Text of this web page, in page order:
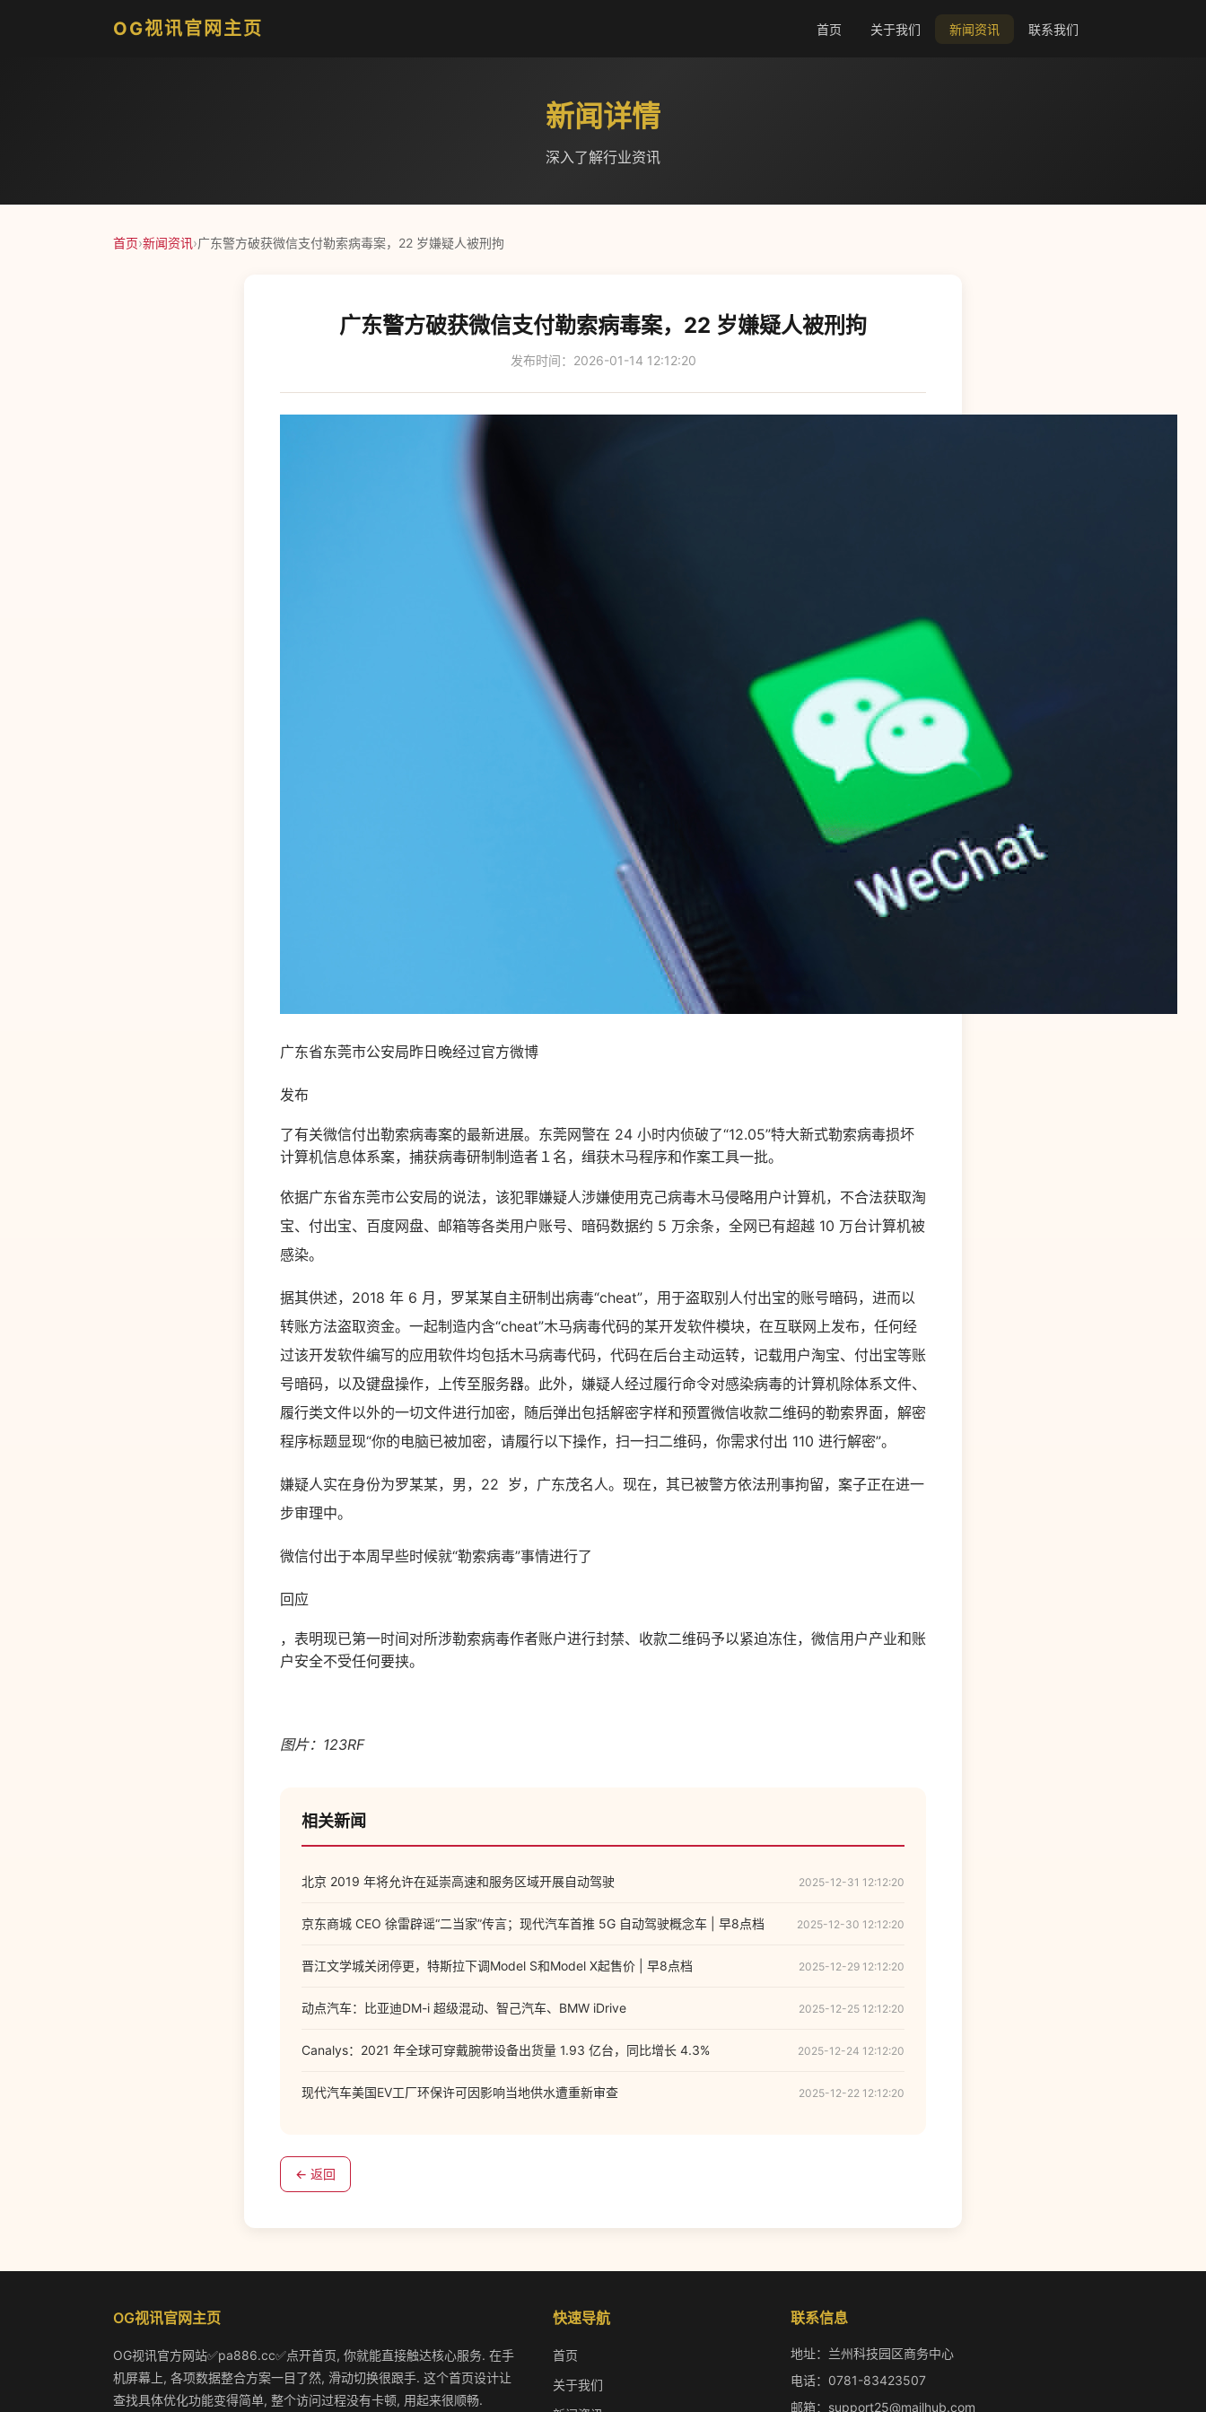
OG视讯官网主页 首页 关于我们 新闻资讯 联系我们
新闻详情
深入了解行业资讯
首页›新闻资讯›广东警方破获微信支付勒索病毒案，22 岁嫌疑人被刑拘
广东警方破获微信支付勒索病毒案，22 岁嫌疑人被刑拘
发布时间：2026-01-14 12:12:20
广东省东莞市公安局昨日晚经过官方微博
发布
了有关微信付出勒索病毒案的最新进展。东莞网警在 24 小时内侦破了“12.05”特大新式勒索病毒损坏
计算机信息体系案，捕获病毒研制制造者１名，缉获木马程序和作案工具一批。
依据广东省东莞市公安局的说法，该犯罪嫌疑人涉嫌使用克己病毒木马侵略用户计算机，不合法获取淘
宝、付出宝、百度网盘、邮箱等各类用户账号、暗码数据约 5 万余条，全网已有超越 10 万台计算机被
感染。
据其供述，2018 年 6 月，罗某某自主研制出病毒“cheat”，用于盗取别人付出宝的账号暗码，进而以
转账方法盗取资金。一起制造内含“cheat”木马病毒代码的某开发软件模块，在互联网上发布，任何经
过该开发软件编写的应用软件均包括木马病毒代码，代码在后台主动运转，记载用户淘宝、付出宝等账
号暗码，以及键盘操作，上传至服务器。此外，嫌疑人经过履行命令对感染病毒的计算机除体系文件、
履行类文件以外的一切文件进行加密，随后弹出包括解密字样和预置微信收款二维码的勒索界面，解密
程序标题显现“你的电脑已被加密，请履行以下操作，扫一扫二维码，你需求付出 110 进行解密”。
嫌疑人实在身份为罗某某，男，22 岁，广东茂名人。现在，其已被警方依法刑事拘留，案子正在进一
步审理中。
微信付出于本周早些时候就“勒索病毒”事情进行了
回应
，表明现已第一时间对所涉勒索病毒作者账户进行封禁、收款二维码予以紧迫冻住，微信用户产业和账
户安全不受任何要挟。
图片：123RF
相关新闻
北京 2019 年将允许在延崇高速和服务区域开展自动驾驶 2025-12-31 12:12:20
京东商城 CEO 徐雷辟谣“二当家”传言；现代汽车首推 5G 自动驾驶概念车 | 早8点档 2025-12-30 12:12:20
晋江文学城关闭停更，特斯拉下调Model S和Model X起售价 | 早8点档 2025-12-29 12:12:20
动点汽车：比亚迪DM-i 超级混动、智己汽车、BMW iDrive 2025-12-25 12:12:20
Canalys：2021 年全球可穿戴腕带设备出货量 1.93 亿台，同比增长 4.3% 2025-12-24 12:12:20
现代汽车美国EV工厂环保许可因影响当地供水遭重新审查 2025-12-22 12:12:20
← 返回
OG视讯官网主页
OG视讯官方网站✅pa886.cc✅点开首页, 你就能直接触达核心服务. 在手
机屏幕上, 各项数据整合方案一目了然, 滑动切换很跟手. 这个首页设计让
查找具体优化功能变得简单, 整个访问过程没有卡顿, 用起来很顺畅.
快速导航
首页
关于我们
联系信息
地址：兰州科技园区商务中心
电话：0781-83423507
邮箱：support25@mailhub.com